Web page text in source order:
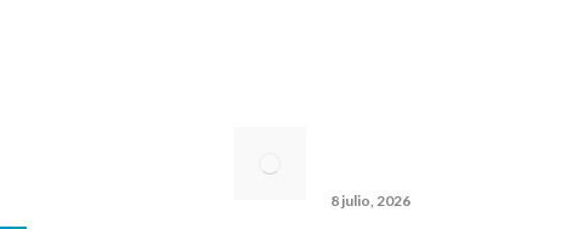
8 julio, 2026